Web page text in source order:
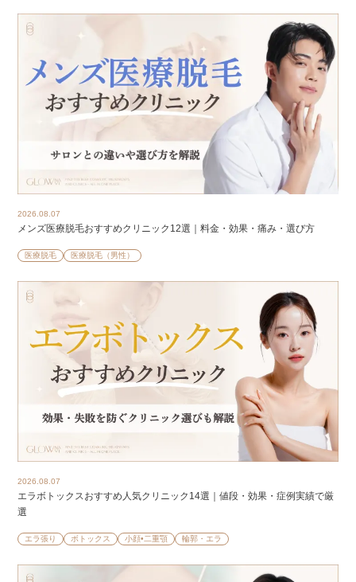
2026.08.07
メンズ医療脱毛おすすめクリニック12選｜料金・効果・痛み・選び方
医療脱毛 医療脱毛（男性）
2026.08.07
エラボトックスおすすめ人気クリニック14選｜値段・効果・症例実績で厳
選
エラ張り ボトックス 小顔•二重顎 輪郭・エラ